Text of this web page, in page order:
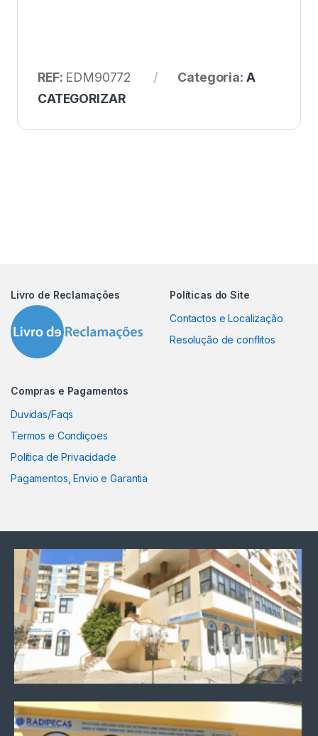
REF: EDM90772 Categoria: A
CATEGORIZAR
Livro de Reclamações
Políticas do Site
Contactos e Localização
Resolução de conflitos
Compras e Pagamentos
Duvidas/Faqs
Termos e Condiçoes
Política de Privacidade
Pagamentos, Envio e Garantia